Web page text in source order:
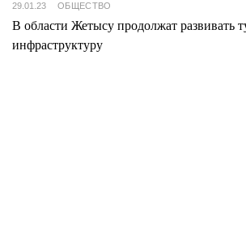
29.01.23 ОБЩЕСТВО
В области Жетысу продолжат развивать
инфраструктуру